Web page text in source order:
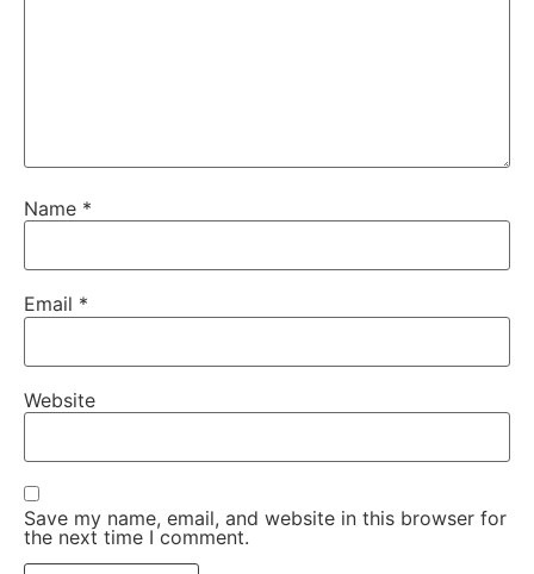
Name *
Email *
Website
Save my name, email, and website in this browser for
the next time I comment.